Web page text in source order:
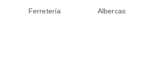
Ferretería Albercas